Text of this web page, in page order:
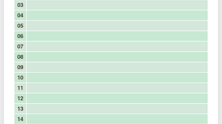
03
04
05
06
07
08
09
10
11
12
13
14